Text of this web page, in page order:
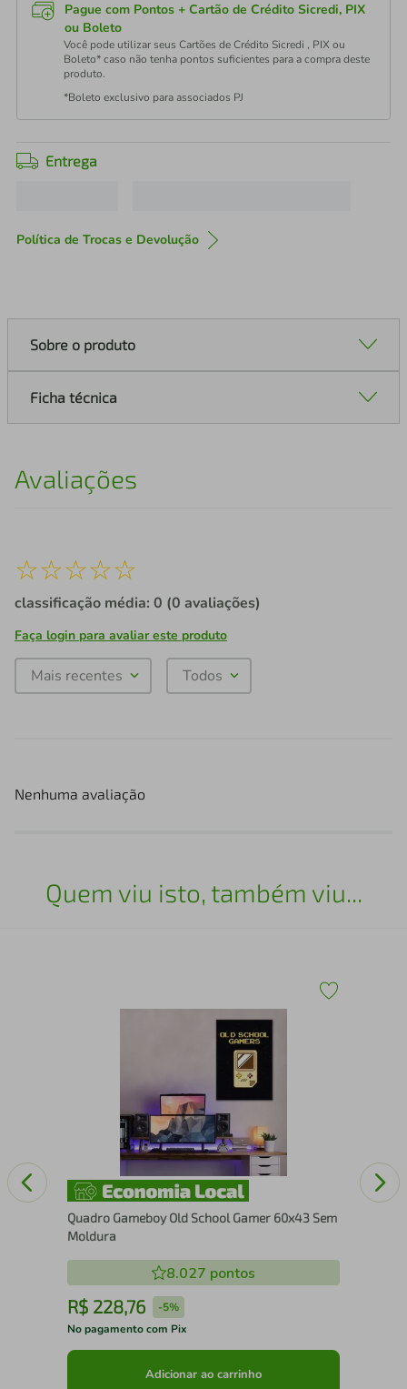
Pague com Pontos + Cartão de Crédito Sicredi, PIX
ou Boleto
Você pode utilizar seus Cartões de Crédito Sicredi , PIX ou
Boleto* caso não tenha pontos suficientes para a compra deste
produto.
*Boleto exclusivo para associados PJ
Entrega
Política de Trocas e Devolução
Sobre o produto
Ficha técnica
Avaliações
☆☆☆☆☆
classificação média: 0 (0 avaliações)
Faça login para avaliar este produto
Mais recentes Todos
Nenhuma avaliação
Quem viu isto, também viu...
Quadro Gameboy Old School Gamer 60x43 Sem
Moldura
8.027 pontos
R$ 228,76 -5%
No pagamento com Pix
Adicionar ao carrinho